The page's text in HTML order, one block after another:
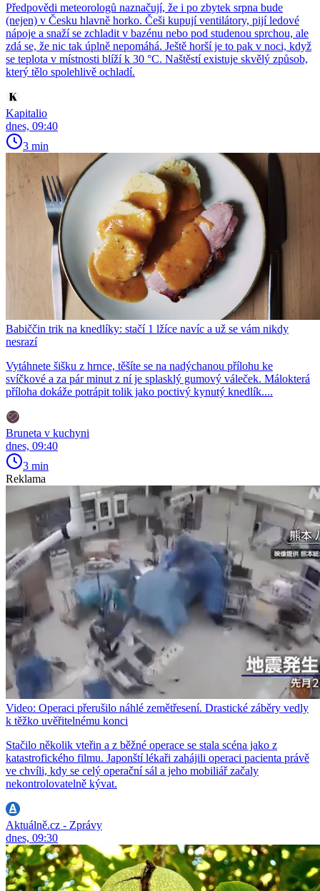
Předpovědi meteorologů naznačují, že i po zbytek srpna bude
(nejen) v Česku hlavně horko. Češi kupují ventilátory, pijí ledové
nápoje a snaží se zchladit v bazénu nebo pod studenou sprchou, ale
zdá se, že nic tak úplně nepomáhá. Ještě horší je to pak v noci, když
se teplota v místnosti blíží k 30 °C. Naštěstí existuje skvělý způsob,
který tělo spolehlivě ochladí.
Kapitalio
dnes, 09:40
3 min
Babiččin trik na knedlíky: stačí 1 lžíce navíc a už se vám nikdy
nesrazí
Vytáhnete šišku z hrnce, těšíte se na nadýchanou přílohu ke
svíčkové a za pár minut z ní je splasklý gumový váleček. Málokterá
příloha dokáže potrápit tolik jako poctivý kynutý knedlík....
Bruneta v kuchyni
dnes, 09:40
3 min
Reklama
Video: Operaci přerušilo náhlé zemětřesení. Drastické záběry vedly
k těžko uvěřitelnému konci
Stačilo několik vteřin a z běžné operace se stala scéna jako z
katastrofického filmu. Japonští lékaři zahájili operaci pacienta právě
ve chvíli, kdy se celý operační sál a jeho mobiliář začaly
nekontrolovatelně kývat.
Aktuálně.cz - Zprávy
dnes, 09:30